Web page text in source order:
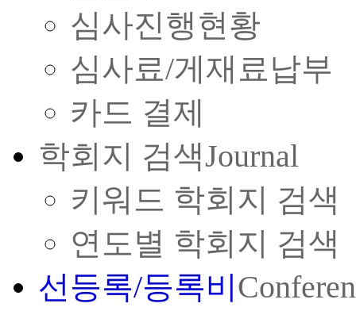
심사진행현황
심사료/게재료납부
카드 결제
학회지 검색Journal
키워드 학회지 검색
연도별 학회지 검색
선등록/등록비